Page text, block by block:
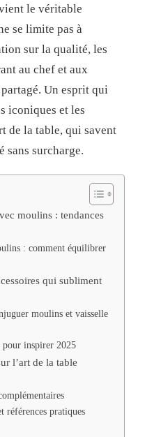
2025
le véritable
se limite pas à
sur la qualité, les
au chef et aux
Un esprit qui
iconiques et les
de la table, qui savent
sans surcharge.
moulins : tendances
: comment équilibrer
qui subliment
moulins et vaisselle
pour inspirer 2025
l’art de la table
références pratiques